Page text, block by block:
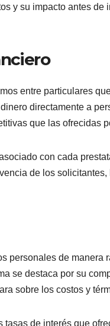
y su impacto antes de
entre particulares
directamente a
que las ofrecidas
con cada
de los
personales de manera
se destaca por su
sobre los costos y
de interés que